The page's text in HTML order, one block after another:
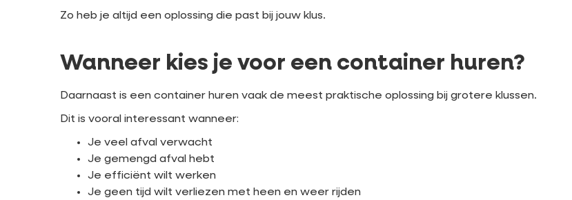
Zo heb je altijd een oplossing die past bij jouw klus.
Wanneer kies je voor een container huren?
Daarnaast is een container huren vaak de meest praktische oplossing bij grotere klussen.
Dit is vooral interessant wanneer:
Je veel afval verwacht
Je gemengd afval hebt
Je efficiënt wilt werken
Je geen tijd wilt verliezen met heen en weer rijden